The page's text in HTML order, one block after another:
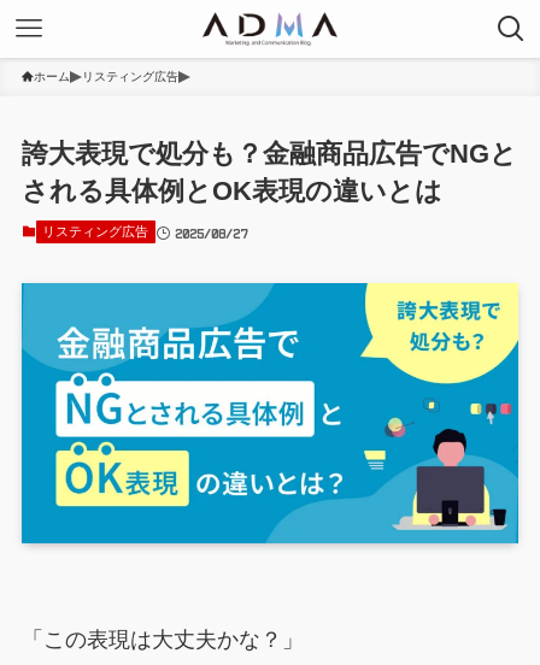
ホーム リスティング広告
誇大表現で処分も？金融商品広告でNGと
される具体例とOK表現の違いとは
リスティング広告 2025/08/27
「この表現は大丈夫かな？」